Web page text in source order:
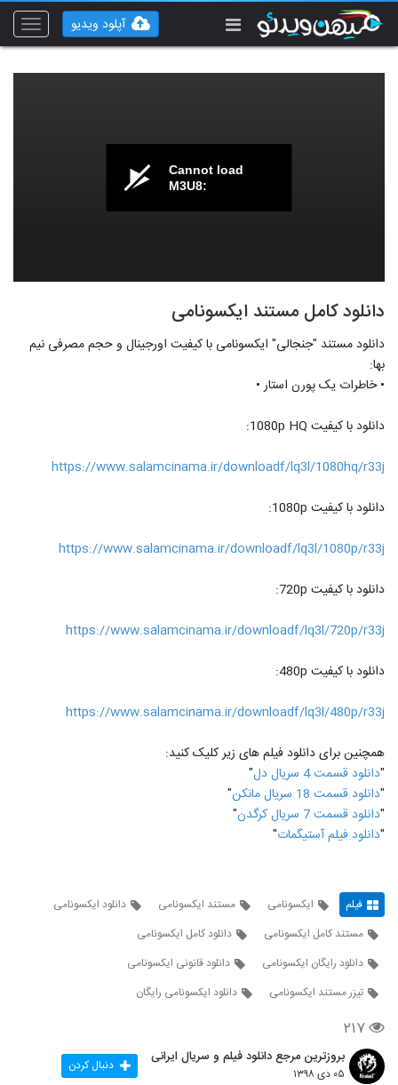
Toggle
آپلود ویدیو
Cannot load
M3U8:
دانلود کامل مستند ایکسونامی
دانلود مستند "جنجالی" ایکسونامی با کیفیت اورجینال و حجم مصرفی نیم
بها:
• خاطرات یک پورن استار •
دانلود با کیفیت 1080p HQ:
https://www.salamcinama.ir/downloadf/lq3l/1080hq/r33j
دانلود با کیفیت 1080p:
https://www.salamcinama.ir/downloadf/lq3l/1080p/r33j
دانلود با کیفیت 720p:
https://www.salamcinama.ir/downloadf/lq3l/720p/r33j
دانلود با کیفیت 480p:
https://www.salamcinama.ir/downloadf/lq3l/480p/r33j
همچنین برای دانلود فیلم های زیر کلیک کنید:
"دانلود قسمت 4 سریال دل
"
"دانلود قسمت 18 سریال مانکن
"
"دانلود قسمت 7 سریال کرگدن
"
"دانلود فیلم آستیگمات"
فیلم ایکسونامی مستند ایکسونامی
دانلود ایکسونامی
مستند کامل ایکسونامی
دانلود کامل ایکسونامی
دانلود رایگان ایکسونامی
دانلود قانونی ایکسونامی
تیزر مستند ایکسونامی
دانلود ایکسونامی رایگان
۲۱۷
بروزترین مرجع دانلود فیلم و سریال ایرانی
۰۵ دی ۱۳۹۸ دنبال کردن